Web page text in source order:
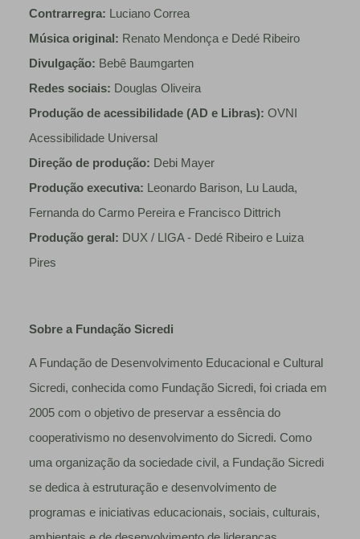
Contrarregra: Luciano Correa
Música original: Renato Mendonça e Dedé Ribeiro
Divulgação: Bebê Baumgarten
Redes sociais: Douglas Oliveira
Produção de acessibilidade (AD e Libras): OVNI
Acessibilidade Universal
Direção de produção: Debi Mayer
Produção executiva: Leonardo Barison, Lu Lauda,
Fernanda do Carmo Pereira e Francisco Dittrich
Produção geral: DUX / LIGA - Dedé Ribeiro e Luiza
Pires
Sobre a Fundação Sicredi
A Fundação de Desenvolvimento Educacional e Cultural
Sicredi, conhecida como Fundação Sicredi, foi criada em
2005 com o objetivo de preservar a essência do
cooperativismo no desenvolvimento do Sicredi. Como
uma organização da sociedade civil, a Fundação Sicredi
se dedica à estruturação e desenvolvimento de
programas e iniciativas educacionais, sociais, culturais,